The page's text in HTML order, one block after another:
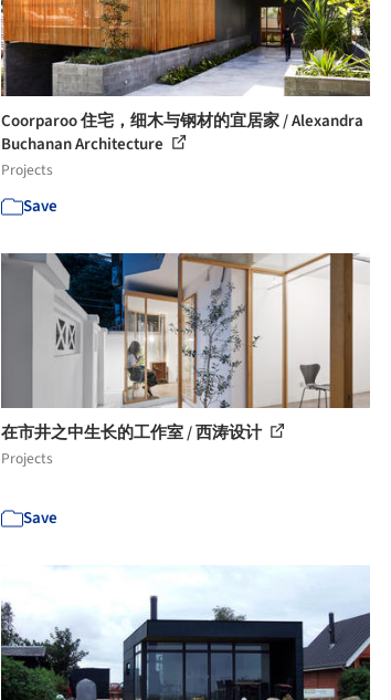
Coorparoo 住宅，细木与钢材的宜居家 / Alexandra
Buchanan Architecture
Projects
Save
在市井之中生长的工作室 / 西涛设计
Projects
Save